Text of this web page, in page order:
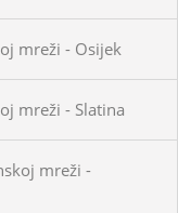
mreži - Osijek
mreži - Slatina
mreži -